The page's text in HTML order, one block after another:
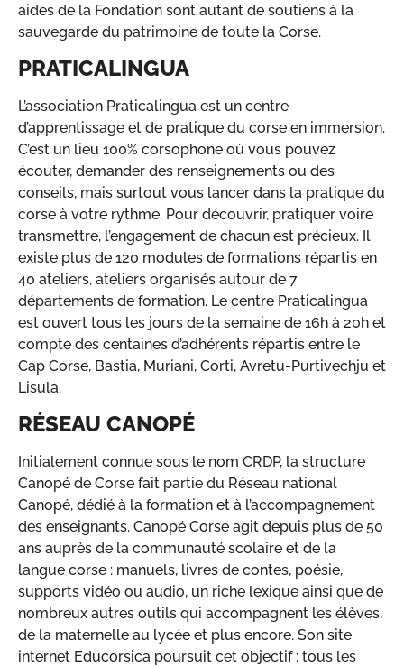
aides de la Fondation sont autant de soutiens à la
sauvegarde du patrimoine de toute la Corse.
PRATICALINGUA
L’association Praticalingua est un centre
d’apprentissage et de pratique du corse en immersion.
C’est un lieu 100% corsophone où vous pouvez
écouter, demander des renseignements ou des
conseils, mais surtout vous lancer dans la pratique du
corse à votre rythme. Pour découvrir, pratiquer voire
transmettre, l’engagement de chacun est précieux. Il
existe plus de 120 modules de formations répartis en
40 ateliers, ateliers organisés autour de 7
départements de formation. Le centre Praticalingua
est ouvert tous les jours de la semaine de 16h à 20h et
compte des centaines d’adhérents répartis entre le
Cap Corse, Bastia, Muriani, Corti, Avretu-Purtivechju et
Lisula.
RÉSEAU CANOPÉ
Initialement connue sous le nom CRDP, la structure
Canopé de Corse fait partie du Réseau national
Canopé, dédié à la formation et à l’accompagnement
des enseignants. Canopé Corse agit depuis plus de 50
ans auprès de la communauté scolaire et de la
langue corse : manuels, livres de contes, poésie,
supports vidéo ou audio, un riche lexique ainsi que de
nombreux autres outils qui accompagnent les élèves,
de la maternelle au lycée et plus encore. Son site
internet Educorsica poursuit cet objectif : tous les